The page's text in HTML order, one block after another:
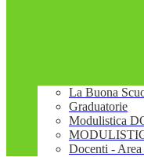
La Buona
Graduatorie
Modulistica
Docenti - Area